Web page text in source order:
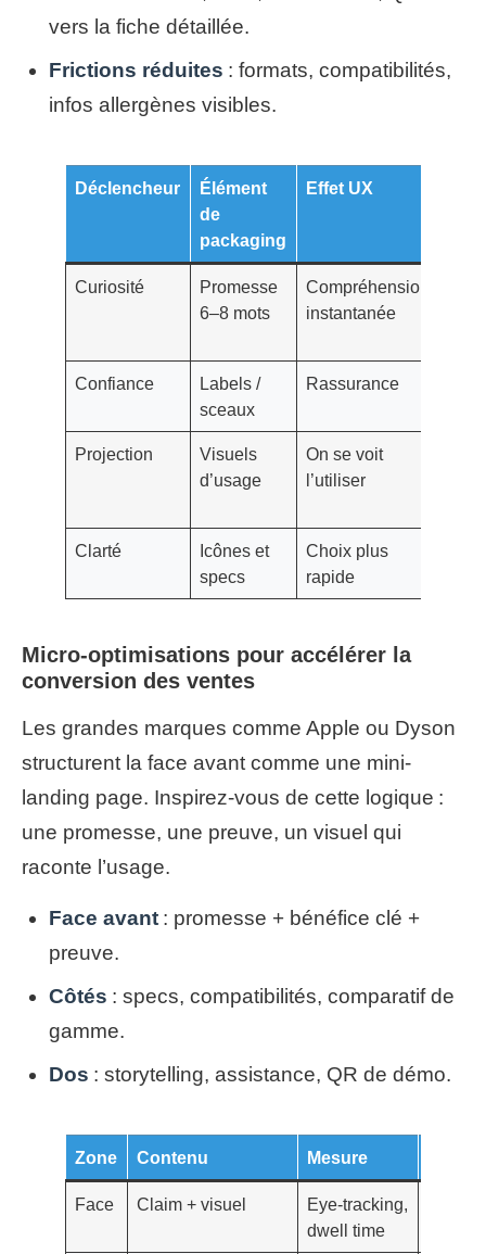
vers la fiche détaillée.
Frictions réduites : formats, compatibilités,
infos allergènes visibles.
Déclencheur
Élément
de
packaging
Effet UX
Curiosité
Promesse
6–8 mots
Compréhension
instantanée
Confiance
Labels /
sceaux
Rassurance
Projection
Visuels
d’usage
On se voit
l’utiliser
Clarté
Icônes et
specs
Choix plus
rapide
Micro‑optimisations pour accélérer la
conversion des ventes
Les grandes marques comme Apple ou Dyson
structurent la face avant comme une mini-
landing page. Inspirez-vous de cette logique :
une promesse, une preuve, un visuel qui
raconte l’usage.
Face avant : promesse + bénéfice clé +
preuve.
Côtés : specs, compatibilités, comparatif de
gamme.
Dos : storytelling, assistance, QR de démo.
Zone Contenu Mesure
Face Claim + visuel
Eye‑tracking,
dwell time